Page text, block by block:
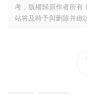
考，版權歸原作者所有
站将及時予與删除并緻